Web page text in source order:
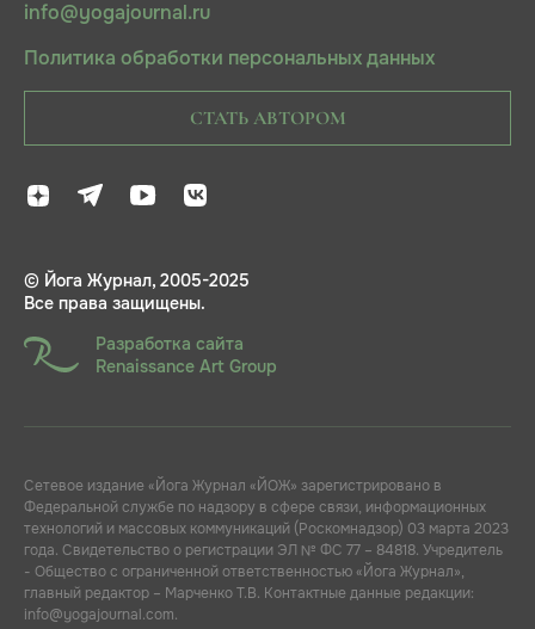
info@yogajournal.ru
Политика обработки персональных данных
СТАТЬ АВТОРОМ
© Йога Журнал, 2005-2025
Все права защищены.
Разработка сайта
Renaissance Art Group
Сетевое издание «Йога Журнал «ЙОЖ» зарегистрировано в
Федеральной службе по надзору в сфере связи, информационных
технологий и массовых коммуникаций (Роскомнадзор) 03 марта 2023
года. Свидетельство о регистрации ЭЛ № ФС 77 – 84818. Учредитель
- Общество с ограниченной ответственностью «Йога Журнал»,
главный редактор – Марченко Т.В. Контактные данные редакции:
info@yogajournal.com.